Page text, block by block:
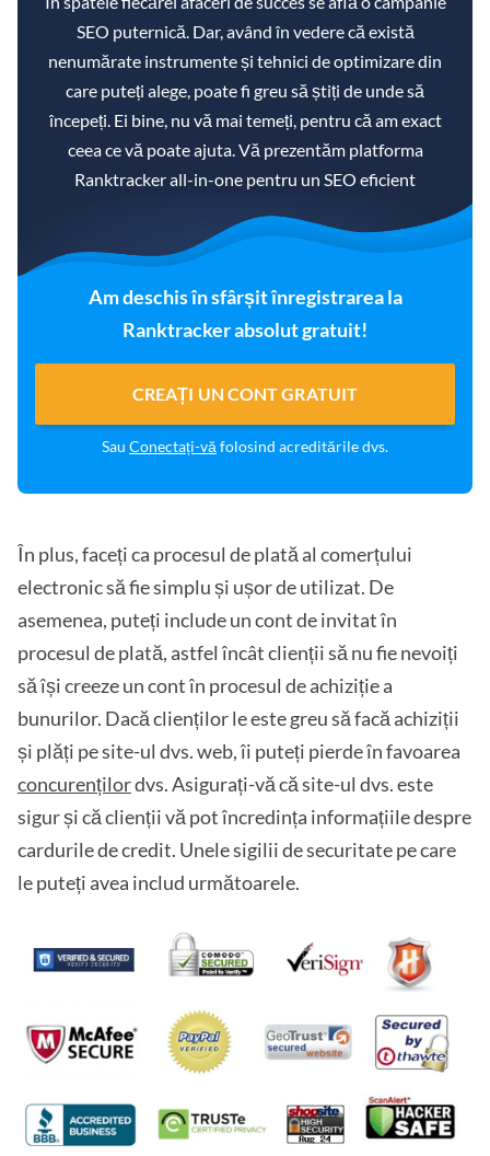
SEO puternică. Dar, având în vedere că există
nenumărate instrumente și tehnici de optimizare din
care puteți alege, poate fi greu să știți de unde să
începeți. Ei bine, nu vă mai temeți, pentru că am exact
ceea ce vă poate ajuta. Vă prezentăm platforma
Ranktracker all-in-one pentru un SEO eficient
Am deschis în sfârșit înregistrarea la
Ranktracker absolut gratuit!
CREAȚI UN CONT GRATUIT
Sau Conectați-vă folosind acreditările dvs.
În plus, faceți ca procesul de plată al comerțului
electronic să fie simplu și ușor de utilizat. De
asemenea, puteți include un cont de invitat în
procesul de plată, astfel încât clienții să nu fie nevoiți
să își creeze un cont în procesul de achiziție a
bunurilor. Dacă clienților le este greu să facă achiziții
și plăți pe site-ul dvs. web, îi puteți pierde în favoarea
concurențilordvs. Asigurați-vă că site-ul dvs. este
sigur și că clienții vă pot încredința informațiile despre
cardurile de credit. Unele sigilii de securitate pe care
le puteți avea includ următoarele.